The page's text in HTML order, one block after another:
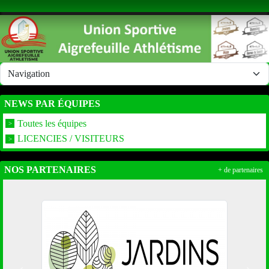
NEWS PAR ÉQUIPES
Toutes les équipes
LICENCIES / VISITEURS
NOS PARTENAIRES + de partenaires